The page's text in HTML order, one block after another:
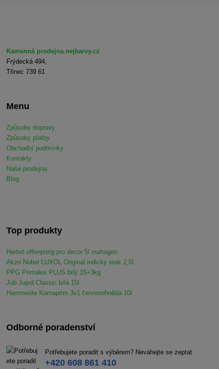
Kamenná prodejna nejbarvy.cz
Frýdecká 494,
Třinec 739 61
Menu
Způsoby dopravy
Způsoby platby
Obchodní podmínky
Kontakty
Naše prodejna
Blog
Top produkty
Herbol offenporig pro decor 5l mahagon
Akzo Nobel LUXOL Originál indický teak 2,5l
PPG Primalex PLUS bílý 15+3kg
Jub Jupol Classic bílá 15l
Hammerite Komaprim 3v1 červenohnědá 10l
Odborné poradenství
Potřebujete poradit s výběrem? Neváhejte se zeptat
+420 608 861 410